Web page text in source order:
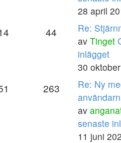
28 april
44
Re:
av Tinget
inlägget
30
263
Re: Ny
av
senaste
11 juni